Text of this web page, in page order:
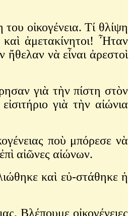
οἰκογένεια. Τί θλίψη
ἀμετακίνητοι! Ἦταν
νὰ εἶναι ἀρεστοὶ
γιὰ τὴν πίστη στὸν
γιὰ τὴν αἰώνια
ποὺ μπόρεσε νὰ
αἰῶνες αἰώνων.
καὶ εὐ-στάθηκε ἡ
Βλέπουμε οἰκογένειες